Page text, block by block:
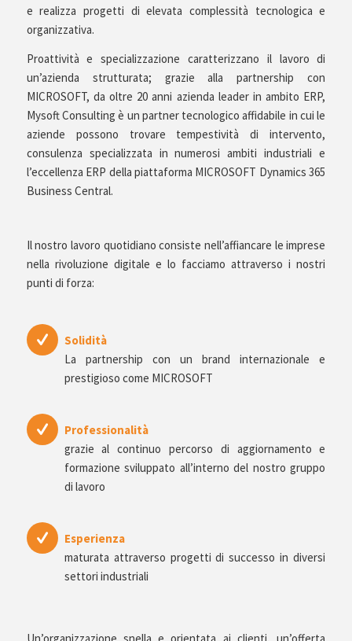
e realizza progetti di elevata complessità tecnologica e
organizzativa.
Proattività e specializzazione caratterizzano il lavoro di
un’azienda strutturata; grazie alla partnership con
MICROSOFT, da oltre 20 anni azienda leader in ambito ERP,
Mysoft Consulting è un partner tecnologico affidabile in cui le
aziende possono trovare tempestività di intervento,
consulenza specializzata in numerosi ambiti industriali e
l’eccellenza ERP della piattaforma MICROSOFT Dynamics 365
Business Central.
Il nostro lavoro quotidiano consiste nell’affiancare le imprese
nella rivoluzione digitale e lo facciamo attraverso i nostri
punti di forza:
Solidità
La partnership con un brand internazionale e
prestigioso come MICROSOFT
Professionalità
grazie al continuo percorso di aggiornamento e
formazione sviluppato all’interno del nostro gruppo
di lavoro
Esperienza
maturata attraverso progetti di successo in diversi
settori industriali